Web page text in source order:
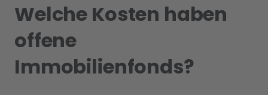
Welche Kosten haben
offene
Immobilienfonds?